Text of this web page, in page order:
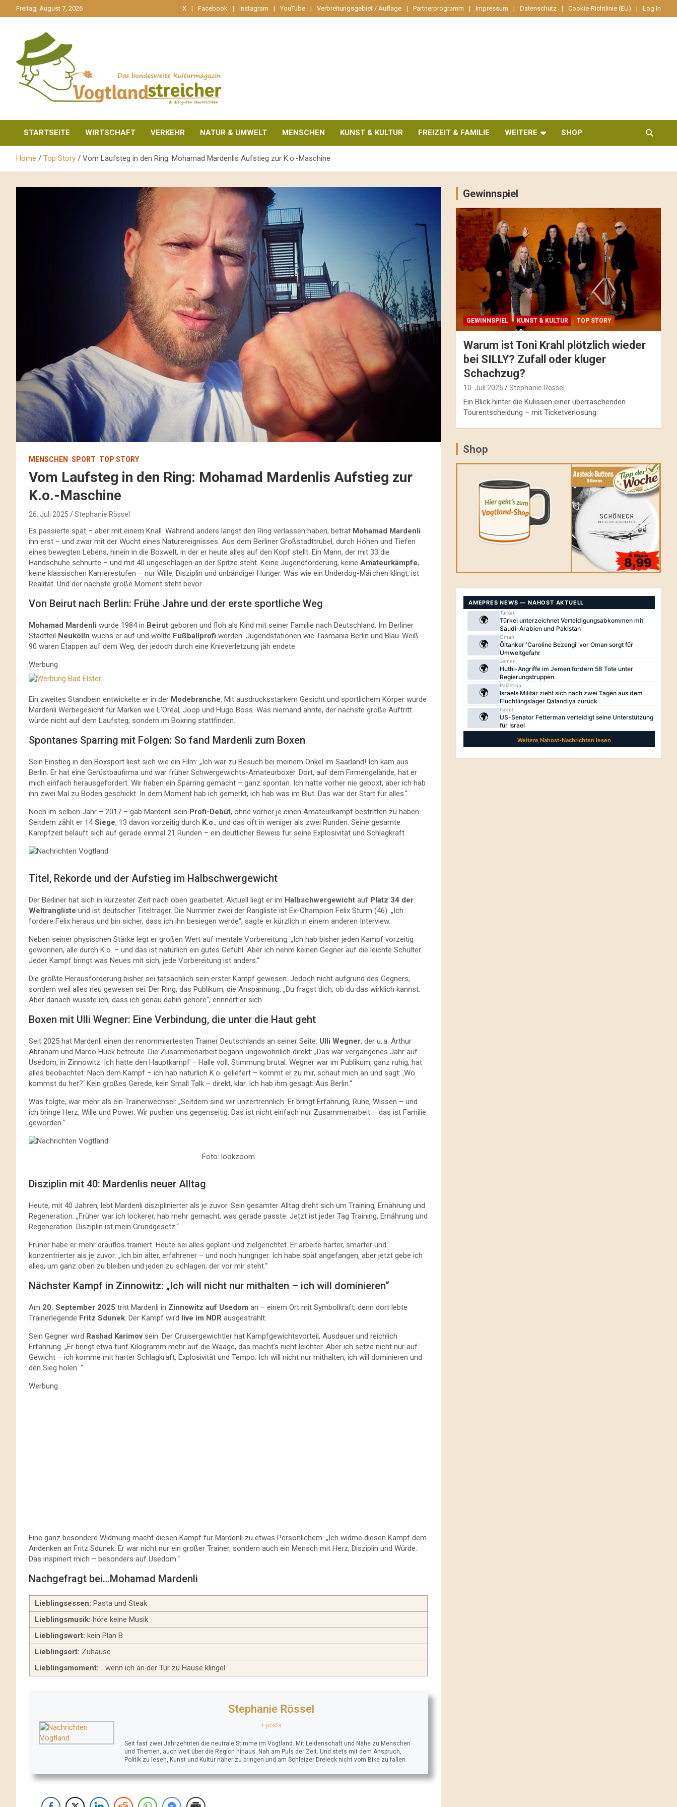
zum
Freitag, August 7, 2026 X Facebook Instagram YouTube Verbreitungsgebiet / Auflage Partnerprogramm Impressum Datenschutz Cookie-Richtlinie (EU) Log In
Vogtlandstreicher
STARTSEITE WIRTSCHAFT VERKEHR NATUR & UMWELT MENSCHEN KUNST & KULTUR FREIZEIT & FAMILIE WEITERE SHOP
Home Top Story Vom Laufsteg in den Ring: Mohamad Mardenlis Aufstieg zur K.o.-Maschine
MENSCHEN SPORT TOP STORY
Vom Laufsteg in den Ring: Mohamad Mardenlis Aufstieg zur
K.o.-Maschine
26. Juli 2025 Stephanie Rössel
Es passierte spät – aber mit einem Knall. Während andere längst den Ring verlassen haben, betrat Mohamad Mardenli
ihn erst – und zwar mit der Wucht eines Naturereignisses. Aus dem Berliner Großstadttrubel, durch Höhen und Tiefen
eines bewegten Lebens, hinein in die Boxwelt, in der er heute alles auf den Kopf stellt. Ein Mann, der mit 33 die
Handschuhe schnürte – und mit 40 ungeschlagen an der Spitze steht. Keine Jugendförderung, keine Amateurkämpfe,
keine klassischen Karrierestufen – nur Wille, Disziplin und unbändiger Hunger. Was wie ein Underdog-Märchen klingt, ist
Realität. Und der nächste große Moment steht bevor.
Von Beirut nach Berlin: Frühe Jahre und der erste sportliche Weg
Mohamad Mardenli wurde 1984 in Beirut geboren und floh als Kind mit seiner Familie nach Deutschland. Im Berliner
Stadtteil Neukölln wuchs er auf und wollte Fußballprofi werden. Jugendstationen wie Tasmania Berlin und Blau-Weiß
90 waren Etappen auf dem Weg, der jedoch durch eine Knieverletzung jäh endete.
Werbung
Ein zweites Standbein entwickelte er in der Modebranche. Mit ausdrucksstarkem Gesicht und sportlichem Körper wurde
Mardenli Werbegesicht für Marken wie L’Oréal, Joop und Hugo Boss. Was niemand ahnte, der nächste große Auftritt
würde nicht auf dem Laufsteg, sondern im Boxring stattfinden.
Spontanes Sparring mit Folgen: So fand Mardenli zum Boxen
Sein Einstieg in den Boxsport liest sich wie ein Film: „Ich war zu Besuch bei meinem Onkel im Saarland! Ich kam aus
Berlin. Er hat eine Gerüstbaufirma und war früher Schwergewichts-Amateurboxer. Dort, auf dem Firmengelände, hat er
mich einfach herausgefordert. Wir haben ein Sparring gemacht – ganz spontan. Ich hatte vorher nie geboxt, aber ich hab
ihn zwei Mal zu Boden geschickt. In dem Moment hab ich gemerkt, ich hab was im Blut. Das war der Start für alles.“
Noch im selben Jahr – 2017 – gab Mardenli sein Profi-Debüt, ohne vorher je einen Amateurkampf bestritten zu haben.
Seitdem zählt er 14Siege, 13 davon vorzeitig durch K.o., und das oft in weniger als zwei Runden. Seine gesamte
Kampfzeit beläuft sich auf gerade einmal 21 Runden – ein deutlicher Beweis für seine Explosivität und Schlagkraft.
Titel, Rekorde und der Aufstieg im Halbschwergewicht
Der Berliner hat sich in kürzester Zeit nach oben gearbeitet. Aktuell liegt er im Halbschwergewicht auf Platz 34 der
Weltrangliste und ist deutscher Titelträger. Die Nummer zwei der Rangliste ist Ex-Champion Felix Sturm (46). „Ich
fordere Felix heraus und bin sicher, dass ich ihn besiegen werde“, sagte er kürzlich in einem anderen Interview.
Neben seiner physischen Stärke legt er großen Wert auf mentale Vorbereitung: „Ich hab bisher jeden Kampf vorzeitig
gewonnen, alle durch K.o. – und das ist natürlich ein gutes Gefühl. Aber ich nehm keinen Gegner auf die leichte Schulter.
Jeder Kampf bringt was Neues mit sich, jede Vorbereitung ist anders.“
Die größte Herausforderung bisher sei tatsächlich sein erster Kampf gewesen. Jedoch nicht aufgrund des Gegners,
sondern weil alles neu gewesen sei. Der Ring, das Publikum, die Anspannung. „Du fragst dich, ob du das wirklich kannst.
Aber danach wusste ich, dass ich genau dahin gehöre“, erinnert er sich.
Boxen mit Ulli Wegner: Eine Verbindung, die unter die Haut geht
Seit 2025 hat Mardenli einen der renommiertesten Trainer Deutschlands an seiner Seite: Ulli Wegner, der u. a. Arthur
Abraham und Marco Huck betreute. Die Zusammenarbeit begann ungewöhnlich direkt: „Das war vergangenes Jahr auf
Usedom, in Zinnowitz. Ich hatte den Hauptkampf – Halle voll, Stimmung brutal. Wegner war im Publikum, ganz ruhig, hat
alles beobachtet. Nach dem Kampf – ich hab natürlich K.o. geliefert – kommt er zu mir, schaut mich an und sagt: ‚Wo
kommst du her?‘ Kein großes Gerede, kein Small Talk – direkt, klar. Ich hab ihm gesagt: Aus Berlin.“
Was folgte, war mehr als ein Trainerwechsel: „Seitdem sind wir unzertrennlich. Er bringt Erfahrung, Ruhe, Wissen – und
ich bringe Herz, Wille und Power. Wir pushen uns gegenseitig. Das ist nicht einfach nur Zusammenarbeit – das ist Familie
geworden.“
Foto: lookzoom
Disziplin mit 40: Mardenlis neuer Alltag
Heute, mit 40 Jahren, lebt Mardenli disziplinierter als je zuvor. Sein gesamter Alltag dreht sich um Training, Ernährung und
Regeneration: „Früher war ich lockerer, hab mehr gemacht, was gerade passte. Jetzt ist jeder Tag Training, Ernährung und
Regeneration. Disziplin ist mein Grundgesetz.“
Früher habe er mehr drauflos trainiert. Heute sei alles geplant und zielgerichtet. Er arbeite härter, smarter und
konzentrierter als je zuvor: „Ich bin älter, erfahrener – und noch hungriger. Ich habe spät angefangen, aber jetzt gebe ich
alles, um ganz oben zu bleiben und jeden zu schlagen, der vor mir steht.“
Nächster Kampf in Zinnowitz: „Ich will nicht nur mithalten – ich will dominieren“
Am 20. September 2025 tritt Mardenli in Zinnowitz auf Usedom an – einem Ort mit Symbolkraft, denn dort lebte
Trainerlegende Fritz Sdunek. Der Kampf wird live im NDR ausgestrahlt.
Sein Gegner wird Rashad Karimov sein. Der Cruisergewichtler hat Kampfgewichtsvorteil, Ausdauer und reichlich
Erfahrung. „Er bringt etwa fünf Kilogramm mehr auf die Waage, das macht’s nicht leichter. Aber ich setze nicht nur auf
Gewicht – ich komme mit harter Schlagkraft, Explosivität und Tempo. Ich will nicht nur mithalten, ich will dominieren und
den Sieg holen. “
Werbung
Eine ganz besondere Widmung macht diesen Kampf für Mardenli zu etwas Persönlichem: „Ich widme diesen Kampf dem
Andenken an Fritz Sdunek. Er war nicht nur ein großer Trainer, sondern auch ein Mensch mit Herz, Disziplin und Würde.
Das inspiriert mich – besonders auf Usedom.“
Nachgefragt bei…Mohamad Mardenli
Lieblingsessen: Pasta und Steak
Lieblingsmusik: höre keine Musik
Lieblingswort: kein Plan B
Lieblingsort: Zuhause
Lieblingsmoment: …wenn ich an der Tür zu Hause klingel
Stephanie Rössel
+ posts
Seit fast zwei Jahrzehnten die neutrale Stimme im Vogtland. Mit Leidenschaft und Nähe zu Menschen
und Themen, auch weit über die Region hinaus. Nah am Puls der Zeit. Und stets mit dem Anspruch,
Politik zu lesen, Kunst und Kultur näher zu bringen und am Schleizer Dreieck nicht vom Bike zu fallen.
Gewinnspiel
GEWINNSPIEL KUNST & KULTUR TOP STORY
Warum ist Toni Krahl plötzlich wieder
bei SILLY? Zufall oder kluger
Schachzug?
10. Juli 2026 Stephanie Rössel
Ein Blick hinter die Kulissen einer überraschenden
Tourentscheidung – mit Ticketverlosung.
Shop